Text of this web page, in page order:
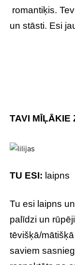
romantiķis.
un stāsti. Esi
TAVI MĪĻĀKIE
TU ESI: laipns
Tu esi laipns
palīdzi un
tēvišķā/
saviem